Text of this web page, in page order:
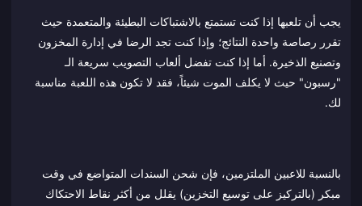
يجب أن تلعبها إذا كنت تستمتع بالاشتباكات البطيئة والمتعمدة حيث
تقرر رصاصة واحدة النتائج؛ وإذا كنت تجد الرضا في إدارة المخزون
وتصنيع الذخيرة. أما إذا كنت تفضل ألعاب التصويب سريعة الـ
"رسبون" حيث لا يكلف الموت شيئاً، فقد لا تكون هذه اللعبة مناسبة
لك.
بالنسبة للاعبين الملتزمين، فإن شحن السندات المتواضع في وقت
مبكر (بالتركيز على توسيع التخزين) يقلل من أكثر نقاط الاحتكاك